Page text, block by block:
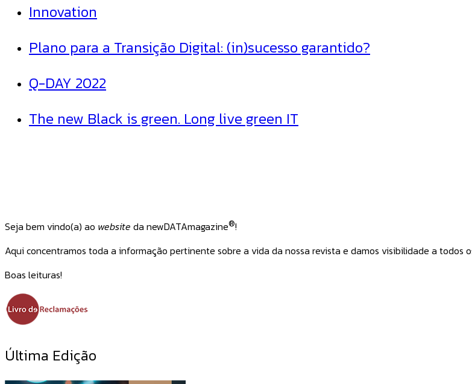
Innovation
Plano para a Transição Digital: (in)sucesso garantido?
Q-DAY 2022
The new Black is green. Long live green IT
Seja bem vindo(a) ao website da newDATAmagazine®!
Aqui concentramos toda a informação pertinente sobre a vida da nossa revista e damos visibilidade a todos
Boas leituras!
Última Edição